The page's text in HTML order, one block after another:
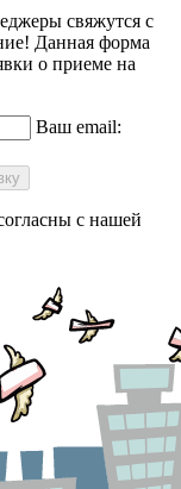
свяжутся с
Данная форма
о приеме на
Ваш email:
с нашей